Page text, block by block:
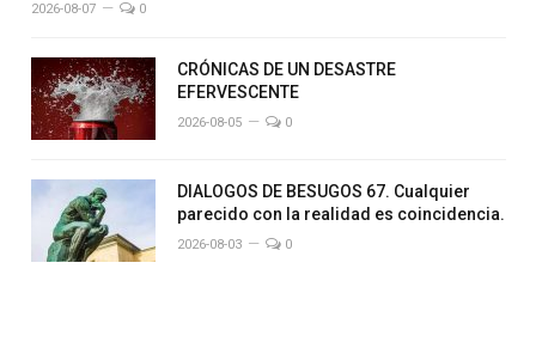
2026-08-07 0
CRÓNICAS DE UN DESASTRE
EFERVESCENTE
2026-08-05 0
DIALOGOS DE BESUGOS 67. Cualquier
parecido con la realidad es coincidencia.
2026-08-03 0